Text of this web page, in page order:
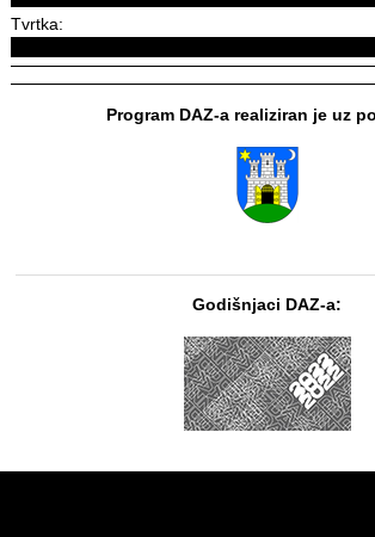
Tvrtka:
Program DAZ-a realiziran je uz
Godišnjaci DAZ-a: